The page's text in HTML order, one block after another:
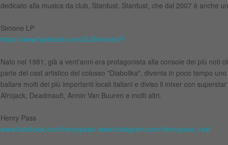
dedicato alla musica da club, Stardust. Stardust, che dal 2007 è anche
Simone LP
https://www.facebook.com/DJSimoneLP/
Nato nel 1981, già a vent'anni era protagonista alla console dei più noti
parte del cast artistico del colosso "Diabolika", diventa in poco tempo
ballare molti dei più importanti locali italiani e diviso il mixer con
Afrojack, Deadmau5, Armin Van Buuren e molti altri.
Henry Pass
www.facebook.com/henrypass/ www.instagram.com/henrypass_real